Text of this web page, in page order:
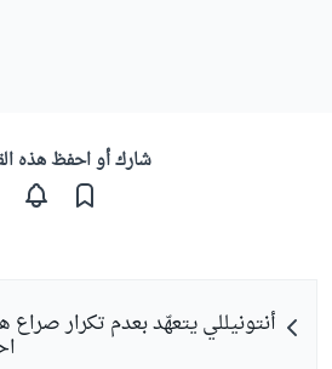
شارك أو احفظ هذه
أنتونيللي يتعهّد بعدم تكرار